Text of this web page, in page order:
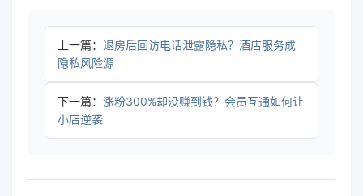
上一篇： 退房后回访电话泄露隐私？酒店服务成
隐私风险源
下一篇： 涨粉300%却没赚到钱？会员互通如何让
小店逆袭